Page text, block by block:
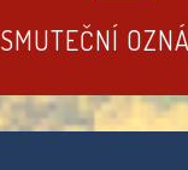
SMUTEČNÍ